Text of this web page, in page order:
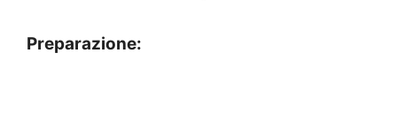
Preparazione: